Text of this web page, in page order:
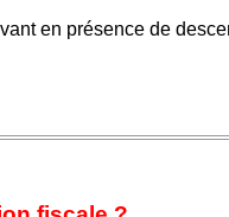
en présence de